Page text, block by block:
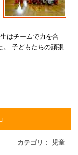
はチームで力を合
。 子どもたちの頑張
カテゴリ： 児童